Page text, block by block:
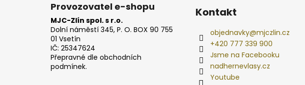
Provozovatel e-shopu
MJC-Zlín spol. s r.o.
Dolní náměstí 345, P. O. BOX 90 755
01 Vsetín
IČ: 25347624
Přepravné dle obchodních
podmínek.
Kontakt
objednavky@mjczlin.cz
+420 777 339 900
Jsme na Facebooku
nadhernevlasy.cz
Youtube